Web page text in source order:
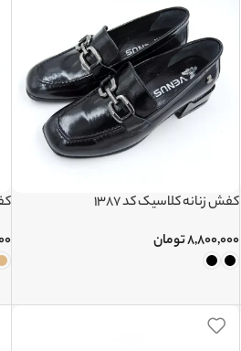
کفش زنانه کلاسیک کد 1387
۸,۸۰۰,۰۰۰تومان